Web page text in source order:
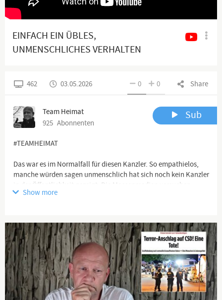
EINFACH EIN ÜBLES,
UNMENSCHLICHES VERHALTEN
ALTPARTEIEN!
Share
0 0
462 03.05.2026
Team Heimat
925 Abonnenten
Sub
#TEAMHEIMAT
Das war es im Normalfall für diesen Kanzler. So empathielos,
manche würden sagen unmenschlich hat sich noch kein Kanzler
in der Öffentlichkeit gezeigt. Die Massenmedien versuchen
davon abzulenken und manipulieren um die Popularität dieser
Channel description
🖥 YouTube Kanäle:
https://www.youtube.com/channel/UCflu...
Show more